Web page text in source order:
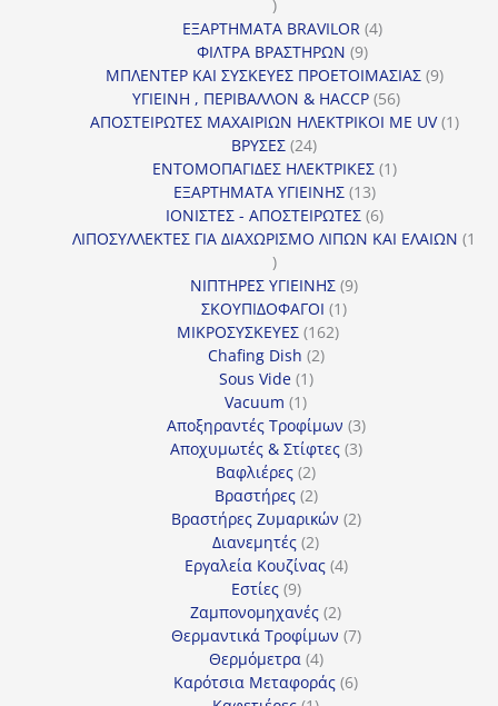
προϊόντα
ΕΞΑΡΤΗΜΑΤΑ BRAVILOR 44
ΦΙΛΤΡΑ ΒΡΑΣΤΗΡΩΝ 99
προϊόντα
ΜΠΛΕΝΤΕΡ ΚΑΙ ΣΥΣΚΕΥΕΣ ΠΡΟΕΤΟΙΜΑΣΙΑΣ 99
ΥΓΙΕΙΝΗ , ΠΕΡΙΒΑΛΛΟΝ & HACCP 5656
προϊόντα
ΑΠΟΣΤΕΙΡΩΤΕΣ ΜΑΧΑΙΡΙΩΝ ΗΛΕΚΤΡΙΚΟΙ ΜΕ UV 11
ΒΡΥΣΕΣ 2424
προϊόντα
ΕΝΤΟΜΟΠΑΓΙΔΕΣ ΗΛΕΚΤΡΙΚΕΣ 11
ΕΞΑΡΤΗΜΑΤΑ ΥΓΙΕΙΝΗΣ 1313
προϊόντα
ΙΟΝΙΣΤΕΣ - ΑΠΟΣΤΕΙΡΩΤΕΣ 66
προϊόντα
ΛΙΠΟΣΥΛΛΕΚΤΕΣ ΓΙΑ ΔΙΑΧΩΡΙΣΜΟ ΛΙΠΩΝ ΚΑΙ ΕΛΑΙΩΝ 1
1
προϊόν
ΝΙΠΤΗΡΕΣ ΥΓΙΕΙΝΗΣ 99
ΣΚΟΥΠΙΔΟΦΑΓΟΙ 11
ΜΙΚΡΟΣΥΣΚΕΥΕΣ 162162
Chafing Dish 22
Sous Vide 11
Vacuum 11
προϊόν
Αποξηραντές Τροφίμων 33
προϊόντα
Αποχυμωτές & Στίφτες 33
Βαφλιέρες 22
προϊόντα
Βραστήρες 22
προϊόντα
Βραστήρες Ζυμαρικών 22
Διανεμητές 22
προϊόντα
Εργαλεία Κουζίνας 44
Εστίες 99
προϊόντα
Ζαμπονομηχανές 22
προϊόντα
Θερμαντικά Τροφίμων 77
Θερμόμετρα 44
προϊόντα
Καρότσια Μεταφοράς 66